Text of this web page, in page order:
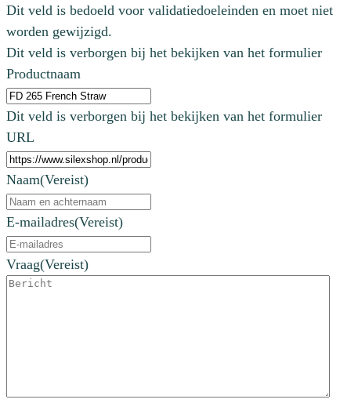
Dit veld is bedoeld voor validatiedoeleinden en moet niet
worden gewijzigd.
Dit veld is verborgen bij het bekijken van het formulier
Productnaam
Dit veld is verborgen bij het bekijken van het formulier
URL
Naam(Vereist)
E-mailadres(Vereist)
Vraag(Vereist)